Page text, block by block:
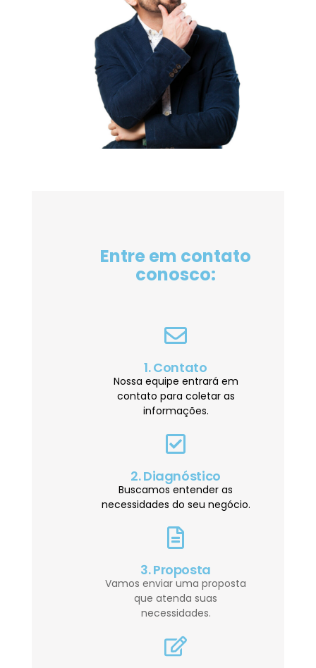
Entre em contato
conosco:
1. Contato
Nossa equipe entrará em
contato para coletar as
informações.
2. Diagnóstico
Buscamos entender as
necessidades do seu negócio.
3. Proposta
Vamos enviar uma proposta
que atenda suas
necessidades.